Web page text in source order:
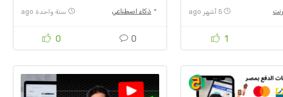
5 أشهر ago
1
ذكاء اصطناعي سنة واحدة ago
0 0